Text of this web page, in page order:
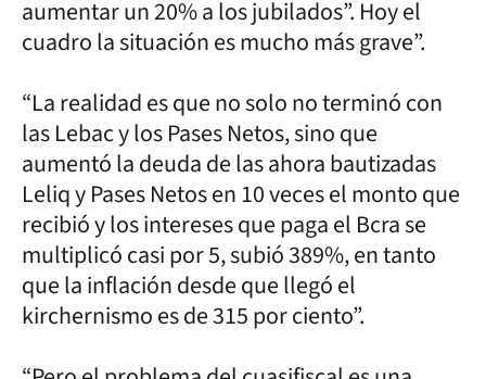
aumentar un 20% a los jubilados”. Hoy el
cuadro la situación es mucho más grave”.
“La realidad es que no solo no terminó con
las Lebac y los Pases Netos, sino que
aumentó la deuda de las ahora bautizadas
Leliq y Pases Netos en 10 veces el monto que
recibió y los intereses que paga el Bcra se
multiplicó casi por 5, subió 389%, en tanto
que la inflación desde que llegó el
kirchernismo es de 315 por ciento”.